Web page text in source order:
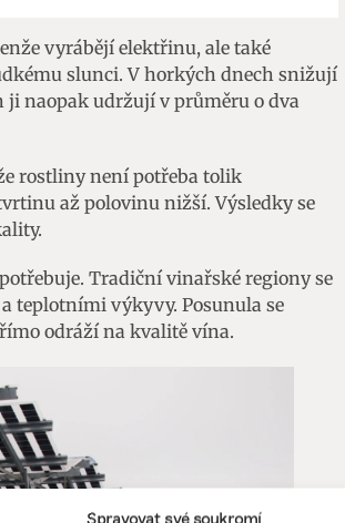
Spravovat své soukromí
vyrábějí elektřinu, ale také
slunci. V horkých dnech snižují
naopak udržují v průměru o dva
rostliny není potřeba tolik
až polovinu nižší. Výsledky se
Tradiční vinařské regiony se
teplotními výkyvy. Posunula se
odráží na kvalitě vína.